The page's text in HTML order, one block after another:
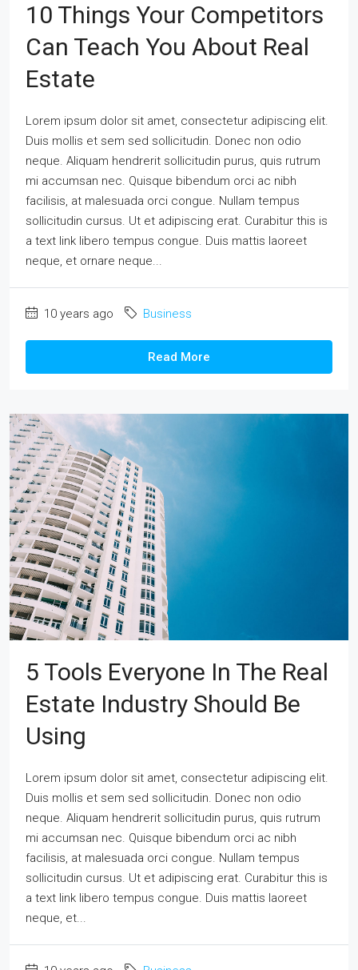
10 Things Your Competitors
Can Teach You About Real
Estate
Lorem ipsum dolor sit amet, consectetur adipiscing elit.
Duis mollis et sem sed sollicitudin. Donec non odio
neque. Aliquam hendrerit sollicitudin purus, quis rutrum
mi accumsan nec. Quisque bibendum orci ac nibh
facilisis, at malesuada orci congue. Nullam tempus
sollicitudin cursus. Ut et adipiscing erat. Curabitur this is
a text link libero tempus congue. Duis mattis laoreet
neque, et ornare neque...
10 years ago Business
Read More
5 Tools Everyone In The Real
Estate Industry Should Be
Using
Lorem ipsum dolor sit amet, consectetur adipiscing elit.
Duis mollis et sem sed sollicitudin. Donec non odio
neque. Aliquam hendrerit sollicitudin purus, quis rutrum
mi accumsan nec. Quisque bibendum orci ac nibh
facilisis, at malesuada orci congue. Nullam tempus
sollicitudin cursus. Ut et adipiscing erat. Curabitur this is
a text link libero tempus congue. Duis mattis laoreet
neque, et...